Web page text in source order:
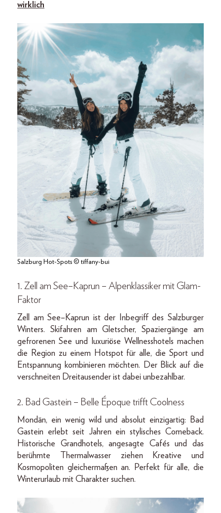
wirklich
Salzburg Hot-Spots © tiffany-bui
1. Zell am See–Kaprun – Alpenklassiker mit Glam-
Faktor
Zell am See–Kaprun ist der Inbegriff des Salzburger
Winters. Skifahren am Gletscher, Spaziergänge am
gefrorenen See und luxuriöse Wellnesshotels machen
die Region zu einem Hotspot für alle, die Sport und
Entspannung kombinieren möchten. Der Blick auf die
verschneiten Dreitausender ist dabei unbezahlbar.
2. Bad Gastein – Belle Époque trifft Coolness
Mondän, ein wenig wild und absolut einzigartig: Bad
Gastein erlebt seit Jahren ein stylisches Comeback.
Historische Grandhotels, angesagte Cafés und das
berühmte Thermalwasser ziehen Kreative und
Kosmopoliten gleichermaßen an. Perfekt für alle, die
Winterurlaub mit Charakter suchen.